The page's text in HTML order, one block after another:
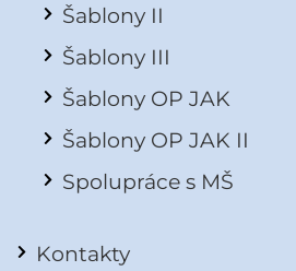
Šablony II
Šablony III
Šablony OP JAK
Šablony OP JAK II
Spolupráce s MŠ
Kontakty